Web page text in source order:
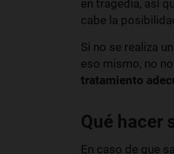
en tragedia, así
cabe la
Si no se realiza
eso mismo, no
tratamiento
Qué hacer
En caso de que